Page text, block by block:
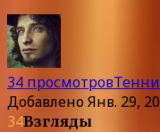
34 просмотров
ДобавленоЯнв. 29,
34Взгляды